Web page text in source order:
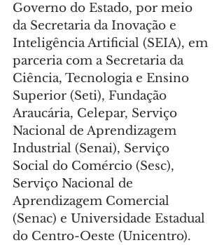
Governo do Estado, por meio
da Secretaria da Inovação e
Inteligência Artificial (SEIA), em
parceria com a Secretaria da
Ciência, Tecnologia e Ensino
Superior (Seti), Fundação
Araucária, Celepar, Serviço
Nacional de Aprendizagem
Industrial (Senai), Serviço
Social do Comércio (Sesc),
Serviço Nacional de
Aprendizagem Comercial
(Senac) e Universidade Estadual
do Centro-Oeste (Unicentro).